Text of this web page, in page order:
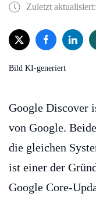
Zuletzt
Bild KI-generiert
Google Discover
von Google.
die gleichen
ist einer der
Google Core-